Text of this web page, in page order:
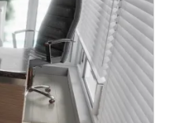
P2002 SPC WOOD CALA 6
мм 1500х200х6 (SPC
вінілова підлога)
Виробник:
FALQUON
Колекція:
WOOD